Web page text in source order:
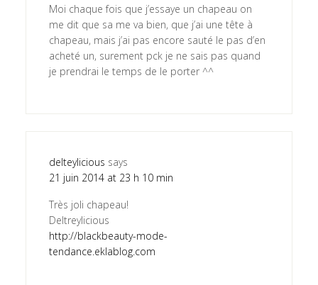
Moi chaque fois que j’essaye un chapeau on
me dit que sa me va bien, que j’ai une tête à
chapeau, mais j’ai pas encore sauté le pas d’en
acheté un, surement pck je ne sais pas quand
je prendrai le temps de le porter ^^
delteylicious says
21 juin 2014 at 23 h 10 min
Très joli chapeau!
Deltreylicious
http://blackbeauty-mode-
tendance.eklablog.com